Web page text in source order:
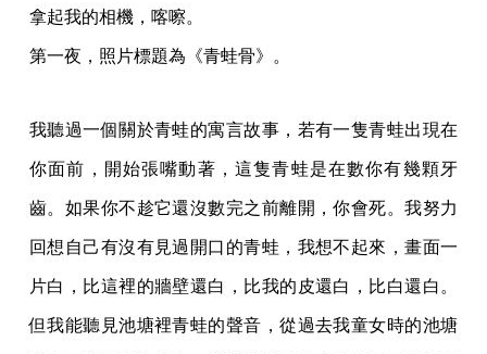
拿起我的相機，喀嚓。
第一夜，照片標題為《青蛙骨》。
我聽過一個關於青蛙的寓言故事，若有一隻青蛙出現在
你面前，開始張嘴動著，這隻青蛙是在數你有幾顆牙
齒。如果你不趁它還沒數完之前離開，你會死。我努力
回想自己有沒有見過開口的青蛙，我想不起來，畫面一
片白，比這裡的牆壁還白，比我的皮還白，比白還白。
但我能聽見池塘裡青蛙的聲音，從過去我童女時的池塘